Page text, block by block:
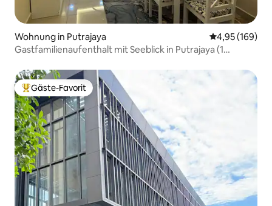
Wohnung in Putrajaya
4,95 (169)
Gastfamilienaufenthalt mit Seeblick in Putrajaya (1
Beliebter Gäste-Favorit.
Gäste-Favorit